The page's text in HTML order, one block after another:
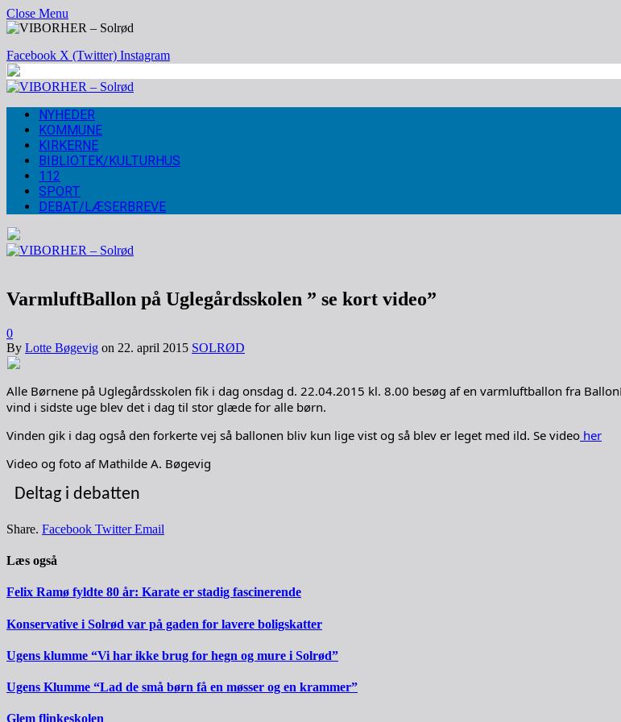
Close Menu
Facebook X (Twitter) Instagram
NYHEDER
KOMMUNE
KIRKERNE
BIBLIOTEK/KULTURHUS
112
SPORT
DEBAT/LÆSERBREVE
VarmluftBallon på Uglegårdsskolen ” se kort video”
0
By Lotte Bøgevig on 22. april 2015 SOLRØD
Alle Børnene på Uglegårdsskolen fik i dag onsdag d. 22.04.2015 kl. 8.00 besøg af en varmluftballon fra
vind i sidste uge blev det i dag til stor glæde for alle børn.
Vinden gik i dag også den forkerte vej så ballonen bliv kun lige vist og så blev er leget med ild. Se video her
Video og foto af Mathilde A. Bøgevig
Deltag i debatten
Share. Facebook Twitter Email
Læs også
Felix Ramø fyldte 80 år: Karate er stadig fascinerende
Konservative i Solrød var på gaden for lavere boligskatter
Ugens klumme “Vi har ikke brug for hegn og mure i Solrød”
Ugens Klumme “Lad de små børn få en møsser og en krammer”
Glem flinkeskolen